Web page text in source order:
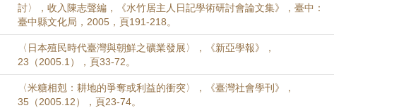
討〉，收入陳志聲編，《水竹居主人日記學術研討會論文集》，臺中：
臺中縣文化局，2005，頁191-218。
〈日本殖民時代臺灣與朝鮮之礦業發展〉，《新亞學報》，
23（2005.1），頁33-72。
〈米糖相剋：耕地的爭奪或利益的衝突〉，《臺灣社會學刊》，
35（2005.12），頁23-74。